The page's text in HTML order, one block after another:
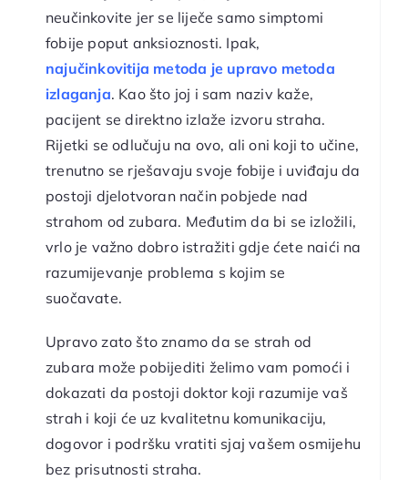
neučinkovite jer se liječe samo simptomi
fobije poput anksioznosti. Ipak,
najučinkovitija metoda je upravo metoda
izlaganja. Kao što joj i sam naziv kaže,
pacijent se direktno izlaže izvoru straha.
Rijetki se odlučuju na ovo, ali oni koji to učine,
trenutno se rješavaju svoje fobije i uviđaju da
postoji djelotvoran način pobjede nad
strahom od zubara. Međutim da bi se izložili,
vrlo je važno dobro istražiti gdje ćete naići na
razumijevanje problema s kojim se
suočavate.
Upravo zato što znamo da se strah od
zubara može pobijediti želimo vam pomoći i
dokazati da postoji doktor koji razumije vaš
strah i koji će uz kvalitetnu komunikaciju,
dogovor i podršku vratiti sjaj vašem osmijehu
bez prisutnosti straha.